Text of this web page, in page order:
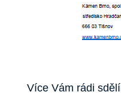
Více Vám rádi